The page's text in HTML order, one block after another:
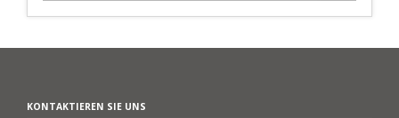
KONTAKTIEREN SIE UNS